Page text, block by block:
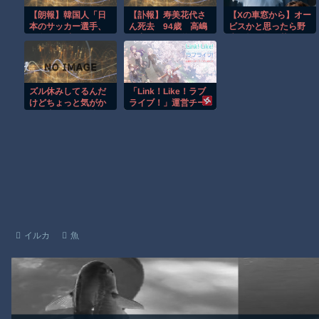
【動画】自動ドアの仕組みを理解した富山のツバメが賢い。
【動画】高速道路を走行中の車からリアガラスが飛んでくる事故(
子供向け漫画、謎の闇の大会に参加しがち問題
【朗報】大人気漫画「GANTZ」がAmazonでなんと全巻100円ｗ
【朗報】韓国人「日
本のサッカー選手、
かよ」
【訃報】寿美花代さ
ん死去 94歳 高嶋
【Xの車窓から】オー
ビスかと思ったら野
ズル休みしてるんだ
けどちょっと気がか
「Link！Like！ラブ
ライブ！」運営チー
イルカ 魚